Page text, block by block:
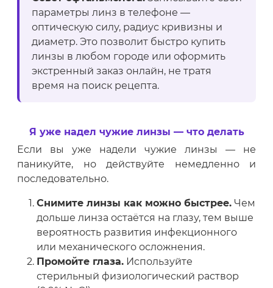
параметры линз в телефоне —
оптическую силу, радиус кривизны и
диаметр. Это позволит быстро купить
линзы в любом городе или оформить
экстренный заказ онлайн, не тратя
время на поиск рецепта.
Я уже надел чужие линзы — что делать
Если вы уже надели чужие линзы — не
паникуйте, но действуйте немедленно и
последовательно.
Снимите линзы как можно быстрее. Чем
дольше линза остаётся на глазу, тем выше
вероятность развития инфекционного
или механического осложнения.
Промойте глаза. Используйте
стерильный физиологический раствор